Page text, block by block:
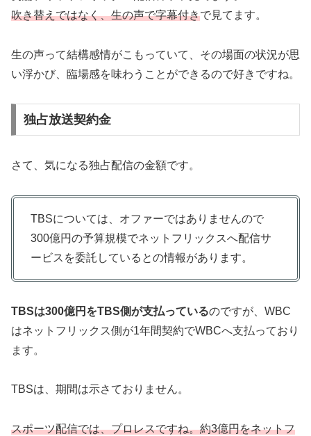
吹き替えではなく、生の声で字幕付きで見てます。
生の声って結構感情がこもっていて、その場面の状況が思
い浮かび、臨場感を味わうことができるので好きですね。
独占放送契約金
さて、気になる独占配信の金額です。
TBSについては、オファーではありませんので
300億円の予算規模でネットフリックスへ配信サ
ービスを委託しているとの情報があります。
TBSは300億円をTBS側が支払っているのですが、WBC
はネットフリックス側が1年間契約でWBCへ支払っており
ます。
TBSは、期間は示さておりません。
スポーツ配信では、プロレスですね。約3億円をネットフ